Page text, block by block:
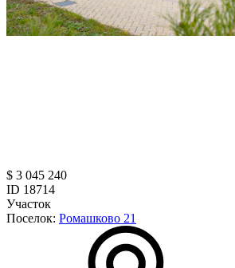
$ 3 045 240
ID 18714
Участок
Поселок: Ромашково 21